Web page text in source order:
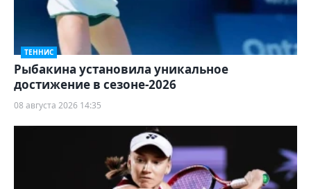
ТЕННИС
Рыбакина установила уникальное
достижение в сезоне-2026
08 августа 2026 14:35